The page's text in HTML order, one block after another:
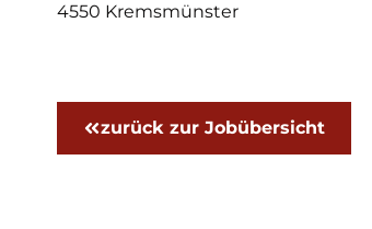
4550 Kremsmünster
zurück zur Jobübersicht